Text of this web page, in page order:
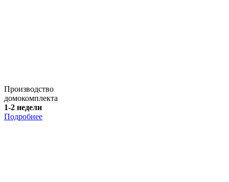
Производство
домокомплекта
1-2 недели
Подробнее